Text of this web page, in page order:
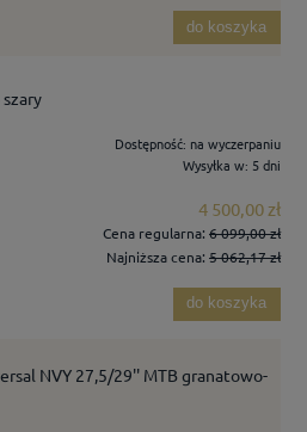
do koszyka
Dostępność: na wyczerpaniu
Wysyłka w: 5 dni
4 500,00 zł
Cena regularna: 6 099,00 zł
Najniższa cena: 5 062,17 zł
do koszyka
NVY 27,5/29'' MTB granatowo-